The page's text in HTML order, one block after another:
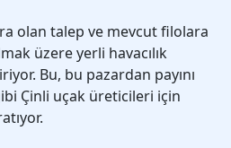
olan talep ve mevcut filolara
üzere yerli havacılık
Bu, bu pazardan payını
Çinli uçak üreticileri için